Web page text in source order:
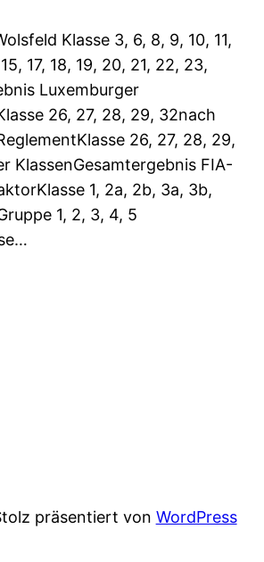
Klasse 3, 6, 8, 9, 10, 11,
17, 18, 19, 20, 21, 22, 23,
Luxemburger
26, 27, 28, 29, 32nach
26, 27, 28, 29,
KlassenGesamtergebnis FIA-
1, 2a, 2b, 3a, 3b,
1, 2, 3, 4, 5
präsentiert von WordPress